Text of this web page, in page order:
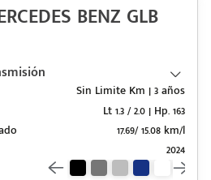
BENZ GLB
Sin Limite Km | 3 años
Lt 1.3 / 2.0 | Hp. 163
17.69/ 15.08 km/l
2024